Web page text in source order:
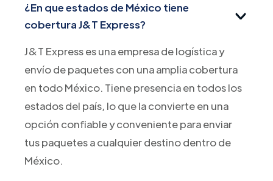
¿En que estados de México tiene
cobertura J&T Express?
J&T Express es una empresa de logística y
envío de paquetes con una amplia cobertura
en todo México. Tiene presencia en todos los
estados del país, lo que la convierte en una
opción confiable y conveniente para enviar
tus paquetes a cualquier destino dentro de
México.